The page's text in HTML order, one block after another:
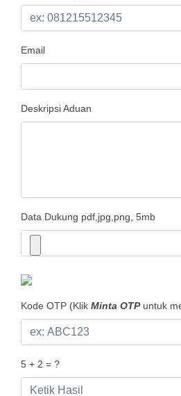
Email
Deskripsi Aduan
Data Dukung pdf,jpg,png, 5mb
Kode OTP (Klik Minta OTPuntuk
5 + 2 = ?